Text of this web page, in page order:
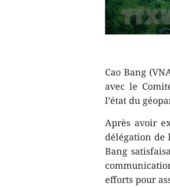
Cao Bang
avec le
l’état du
Après avoir
délégation de
Bang
efforts pour